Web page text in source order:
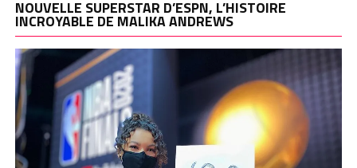
NOUVELLE SUPERSTAR D’ESPN, L’HISTOIRE
INCROYABLE DE MALIKA ANDREWS